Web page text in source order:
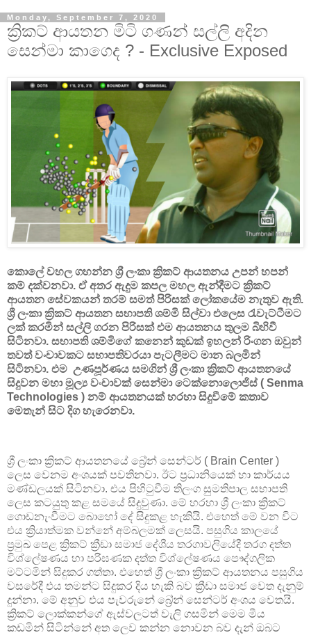
Monday, September 7, 2020
ක්‍රිකට් ආයතන මිටි ගණන් සල්ලි අදින
සෙන්මා කාගෙද ? - Exclusive Exposed
කොලේ වහල ගහන්න ශ්‍රී ලංකා ක්‍රිකට් ආයතනය උපන් හපන්
කම් දක්වනවා. ඒ අතර ඇදුම කපල මහල ඇන්දීමට ක්‍රිකට්
ආයතන සේවකයන් තරම් සමත් පිරිසක් ලෝකයේම නැතුව ඇති.
ශ්‍රී ලංකා ක්‍රිකට් ආයතන සභාපති ශම්මි සිල්වා එලෙස රැවැට්ටීමට
ලක් කරමින් සල්ලි ගරන පිරිසක් එම ආයතනය තුලම බිහිවී
සිටිනවා. සභාපති ශම්මිගේ කනෙන් කුඩක් ඉහලන් රිංගන ඔවුන්
තවත් වංචාවකට සභාපතිවරයා පැටලීමට මාන බලමින්
සිටිනවා. එම උණපූර්ණය සමගින් ශ්‍රී ලංකා ක්‍රිකට් ආයතනයේ
සිදුවන මහා මූල්‍ය වංචාවක් සෙන්මා ටෙක්නොලොජිස් ( Senma
Technologies ) නම් ආයතනයක් හරහා සිදුවීමේ කතාව
මෙතැන් සිට දිග හැරෙනවා.
ශ්‍රී ලංකා ක්‍රිකට් ආයතනයේ බ්‍රේන් සෙන්ටර් ( Brain Center )
ලෙස වෙනම අංශයක් පවතිනවා. ඊට ප්‍රධානියෙක් හා කාර්යය
මණ්ඩලයක් සිටිනවා. එය පිහිටුවීම තිලංග සුමතිපාල සභාපති
ලෙස කටයුතු කළ සමයේ සිදුවුණා. මේ හරහා ශ්‍රී ලංකා ක්‍රිකට්
ගොඩනැංවීමට බොහෝ දේ සිදුකළ හැකියි. එහෙත් මේ වන විට
එය ක්‍රියාත්මක වන්නේ අම්බලමක් ලෙසයි. පසුගිය කාලයේ
ප්‍රමුඛ පෙළ ක්‍රිකට් ක්‍රීඩා සමාජ දේශීය තරගාවලියේදී තරග දත්ත
විශ්ලේෂණය හා පරිඝණක දත්ත විශ්ලේෂණය පෞද්ගලික
මට්ටමින් සිදුකර ගත්තා. එහෙත් ශ්‍රී ලංකා ක්‍රිකට් ආයතනය පසුගිය
වසරේදී එය තමන්ට සිදුකර දිය හැකි බව ක්‍රීඩා සමාජ වෙත දැනුම්
දුන්නා. මේ අනුව එය පැවරුනේ බ්‍රේන් සෙන්ටර් අංශය වෙතයි.
ක්‍රිකට් ලොක්කන්ගේ ඇස්වලටත් වැලි ගසමින් මෙම මීය
කඩමින් සිටින්නේ අත ලෙව කන්න නොවන බව දැන් ඔබට